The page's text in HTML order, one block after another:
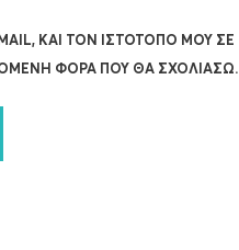
ΚΑΙ ΤΟΝ ΙΣΤΌΤΟΠΟ ΜΟΥ ΣΕ
ΦΟΡΆ ΠΟΥ ΘΑ ΣΧΟΛΙΆΣΩ.